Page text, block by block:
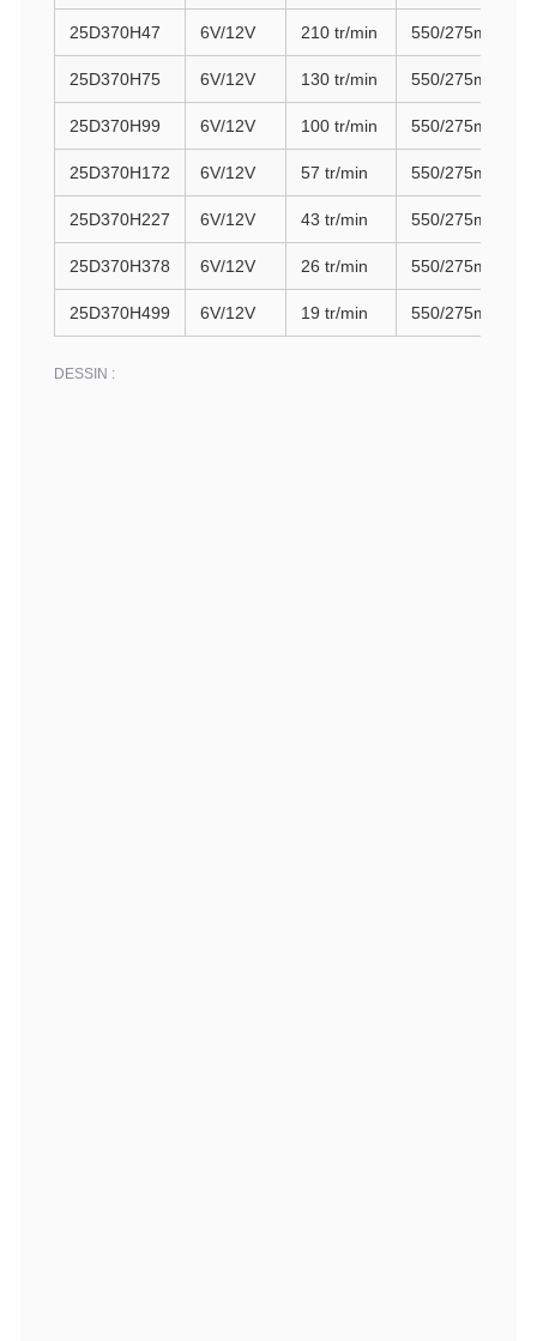
25D370H47 6V/12V 210 tr/min 550/275mA
25D370H75 6V/12V 130 tr/min 550/275mA
25D370H99 6V/12V 100 tr/min 550/275mA
25D370H172 6V/12V 57 tr/min 550/275mA
25D370H227 6V/12V 43 tr/min 550/275mA
25D370H378 6V/12V 26 tr/min 550/275mA
25D370H499 6V/12V 19 tr/min 550/275mA
DESSIN :